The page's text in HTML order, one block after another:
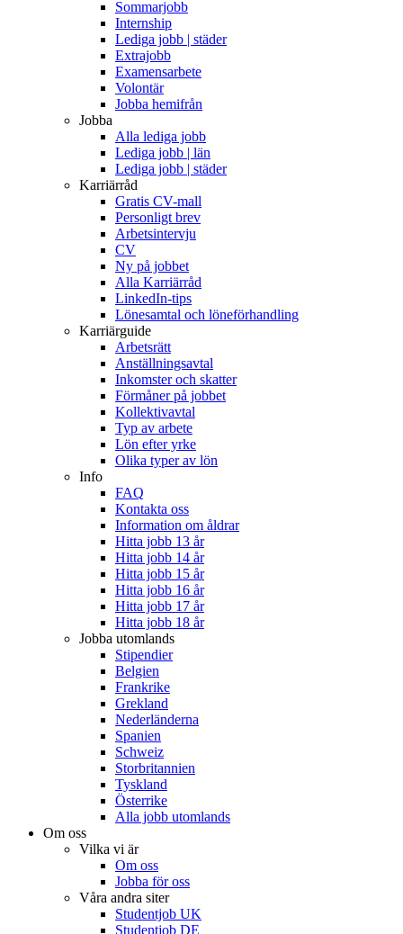
Sommarjobb
Internship
Lediga jobb | städer
Extrajobb
Examensarbete
Volontär
Jobba hemifrån
Jobba
Alla lediga jobb
Lediga jobb | län
Lediga jobb | städer
Karriärråd
Gratis CV-mall
Personligt brev
Arbetsintervju
CV
Ny på jobbet
Alla Karriärråd
LinkedIn-tips
Lönesamtal och löneförhandling
Karriärguide
Arbetsrätt
Anställningsavtal
Inkomster och skatter
Förmåner på jobbet
Kollektivavtal
Typ av arbete
Lön efter yrke
Olika typer av lön
Info
FAQ
Kontakta oss
Information om åldrar
Hitta jobb 13 år
Hitta jobb 14 år
Hitta jobb 15 år
Hitta jobb 16 år
Hitta jobb 17 år
Hitta jobb 18 år
Jobba utomlands
Stipendier
Belgien
Frankrike
Grekland
Nederländerna
Spanien
Schweiz
Storbritannien
Tyskland
Österrike
Alla jobb utomlands
Om oss
Vilka vi är
Om oss
Jobba för oss
Våra andra siter
Studentjob UK
Studentjob DE